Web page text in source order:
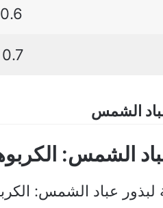
0.6 ملغ
0.7 ملغ
الشمس
عباد الشمس: